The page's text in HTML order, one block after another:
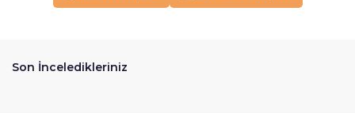
Son İnceledikleriniz